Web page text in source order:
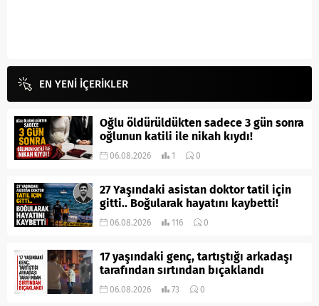
EN YENİ İÇERİKLER
Oğlu öldürüldükten sadece 3 gün sonra
oğlunun katili ile nikah kıydı!
06.08.2026 1 0
27 Yaşındaki asistan doktor tatil için
gitti.. Boğularak hayatını kaybetti!
06.08.2026 116 0
17 yaşındaki genç, tartıştığı arkadaşı
tarafından sırtından bıçaklandı
06.08.2026 73 0